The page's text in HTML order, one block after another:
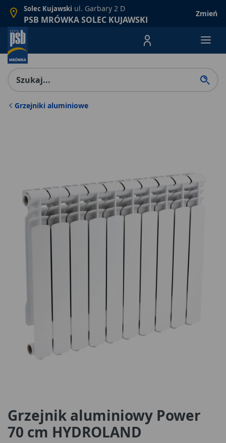
Solec Kujawski ul. Garbary 2 D
PSB MRÓWKA SOLEC KUJAWSKI
Zmień
Menu Produktów,
Grzejniki aluminiowe
Grzejnik aluminiowy Power
70 cm HYDROLAND